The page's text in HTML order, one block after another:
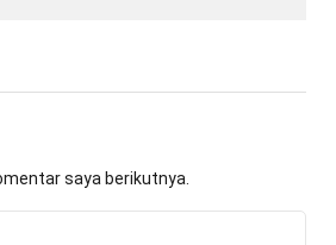
saya berikutnya.